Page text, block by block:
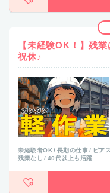
【未経験OK！】残
祝休♪
未経験者OK 長期の仕事 ピア
残業なし
40代以上も活躍